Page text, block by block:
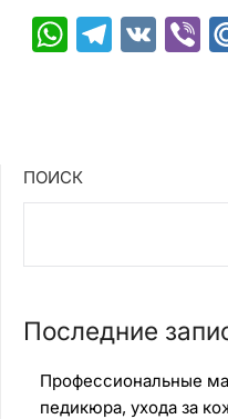
VK
ПОИСК
Последние
Профессиональные
педикюра, ухода за